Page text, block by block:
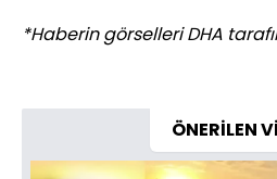
*Haberin görselleri DHA
ÖNERİLEN